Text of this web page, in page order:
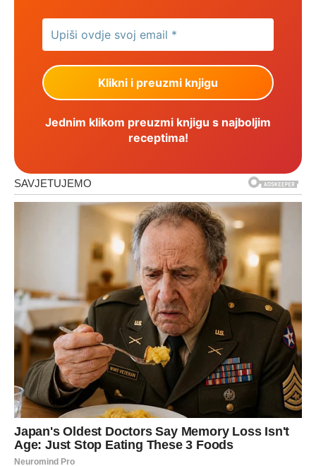
Jednim klikom preuzmi knjigu s najboljim
receptima!